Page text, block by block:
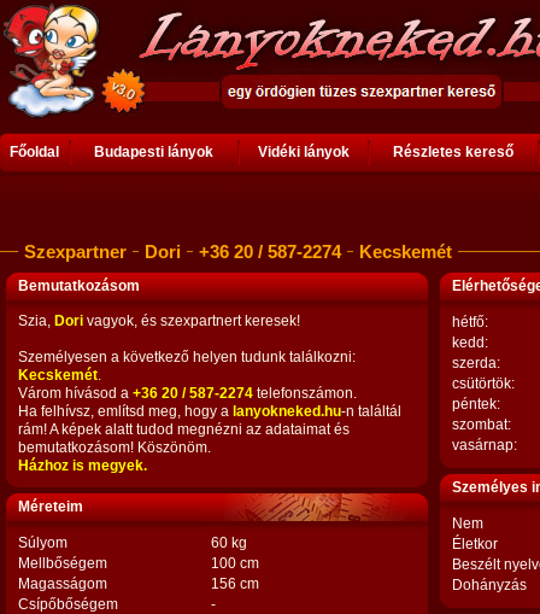
Főoldal Budapesti lányok Vidéki lányok Részletes kereső
Szexpartner Dori +36 20 / 587-2274 Kecskemét
Bemutatkozásom
Szia, Dori vagyok, és szexpartnert keresek!
Személyesen a következő helyen tudunk találkozni:
Kecskemét.
Várom hívásod a +36 20 / 587-2274 telefonszámon.
Ha felhívsz, említsd meg, hogy a lanyokneked.hu-n találtál
rám! A képek alatt tudod megnézni az adataimat és
bemutatkozásom! Köszönöm.
Házhoz is megyek.
Méreteim
Súlyom
60 kg
Mellbőségem
100 cm
Magasságom
156 cm
Csípőbőségem
-
hétfő:
kedd:
szerda:
csütörtök:
péntek:
szombat:
vasárnap:
Személyes
Nem
Életkor
Beszélt
Dohányzás